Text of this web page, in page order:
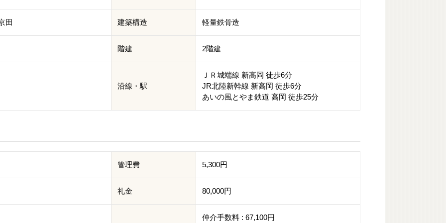
田 建築構造 軽量鉄骨造
階建 2階建
沿線・駅
ＪＲ城端線 新高岡 徒歩6分
JR北陸新幹線 新高岡 徒歩6分
あいの風とやま鉄道 高岡 徒歩25分
管理費 5,300円
礼金 80,000円
仲介手数料 : 67,100円